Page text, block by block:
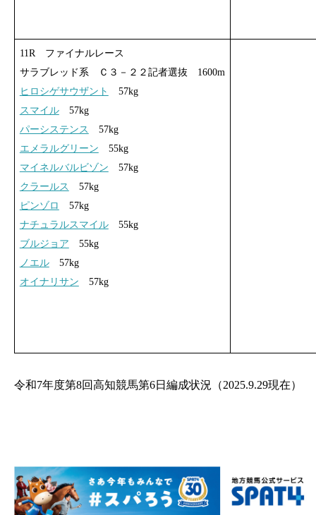
11R ファイナルレース
サラブレッド系 Ｃ３－２２記者選抜 1600m
ヒロシゲサウザント
57kg
スマイル57kg
パーシステンス
57kg
エメラルグリーン 55kg
マイネルバルビゾン 57kg
クラールス
57kg
ピンゾロ
57kg
ナチュラルスマイル55kg
ブルジョア 55kg
ノエル57kg
オイナリサン 57kg
令和7年度第8回高知競馬第6日編成状況（2025.9.29現在）